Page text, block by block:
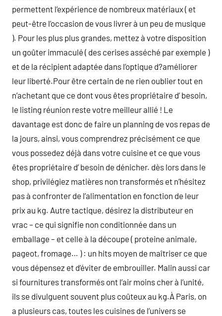
permettent l’expérience de nombreux matériaux ( et
peut-être l’occasion de vous livrer à un peu de musique
). Pour les plus plus grandes, mettez à votre disposition
un goûter immaculé ( des cerises asséché par exemple )
et de la récipient adaptée dans l’optique d?améliorer
leur liberté.Pour être certain de ne rien oublier tout en
n’achetant que ce dont vous êtes propriétaire d’ besoin,
le listing réunion reste votre meilleur allié ! Le
davantage est donc de faire un planning de vos repas de
la jours, ainsi, vous comprendrez précisément ce que
vous possedez déjà dans votre cuisine et ce que vous
êtes propriétaire d’ besoin de dénicher. dès lors dans le
shop, privilégiez matières non transformés et n’hésitez
pas à confronter de l’alimentation en fonction de leur
prix au kg. Autre tactique, désirez la distributeur en
vrac – ce qui signifie non conditionnée dans un
emballage – et celle à la découpe ( proteine animale,
pageot, fromage… ) : un hits moyen de maîtriser ce que
vous dépensez et d’éviter de embrouiller. Malin aussi car
si fournitures transformés ont l’air moins cher à l’unité,
ils se divulguent souvent plus coûteux au kg.À Paris, on
a plusieurs cas, toutes les cuisines de l’univers se